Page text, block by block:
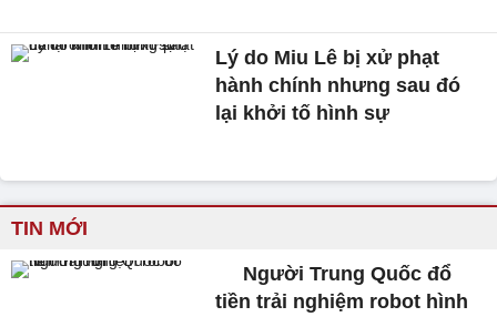
Lý do Miu Lê bị xử phạt
hành chính nhưng sau đó
lại khởi tố hình sự
TIN MỚI
Người Trung Quốc đổ
tiền trải nghiệm robot hình